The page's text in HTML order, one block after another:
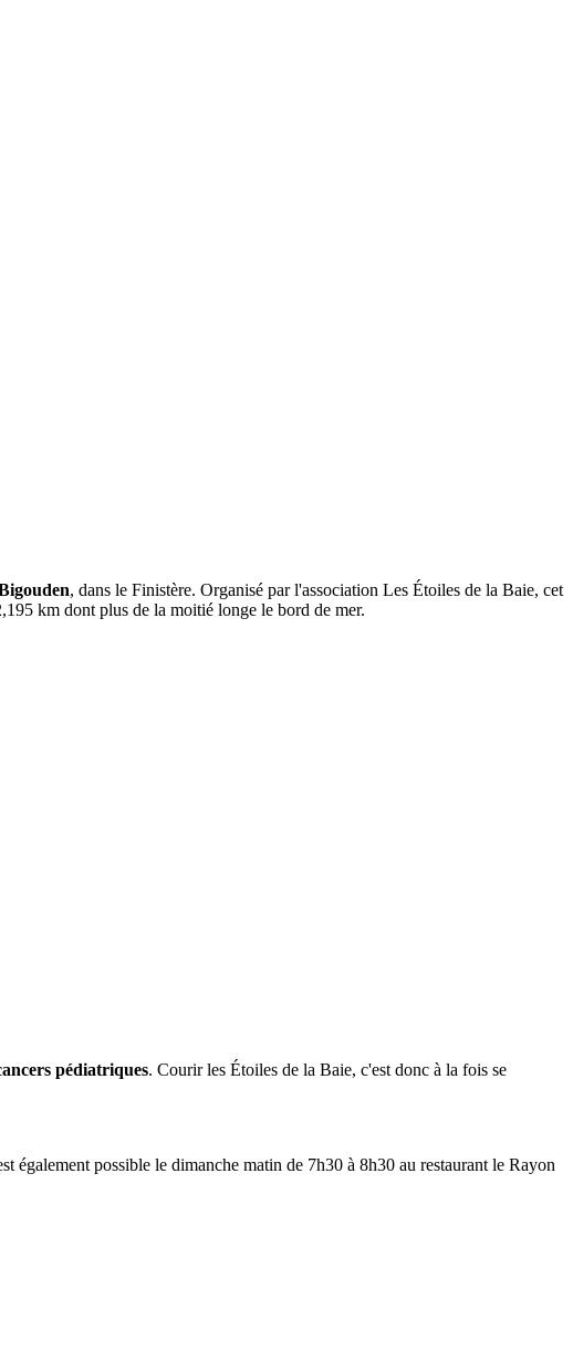
, dans le Finistère. Organisé par l'association Les Étoiles de la Baie, cet
km dont plus de la moitié longe le bord de mer.
pédiatriques. Courir les Étoiles de la Baie, c'est donc à la fois se
également possible le dimanche matin de 7h30 à 8h30 au restaurant le Rayon